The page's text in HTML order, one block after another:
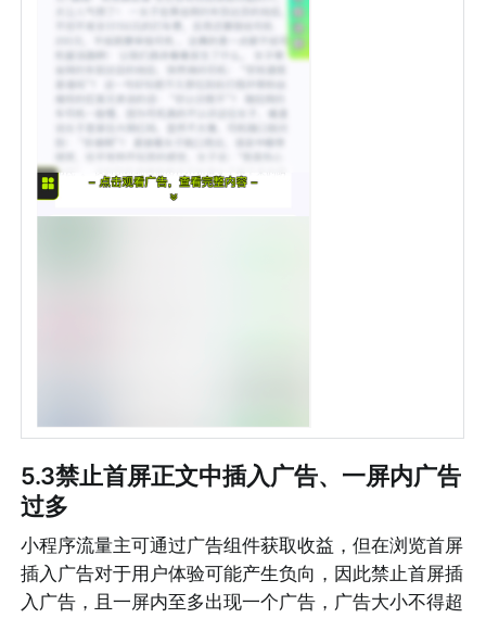
5.3禁止首屏正文中插入广告、一屏内广告
过多
小程序流量主可通过广告组件获取收益，但在浏览首屏
插入广告对于用户体验可能产生负向，因此禁止首屏插
入广告，且一屏内至多出现一个广告，广告大小不得超